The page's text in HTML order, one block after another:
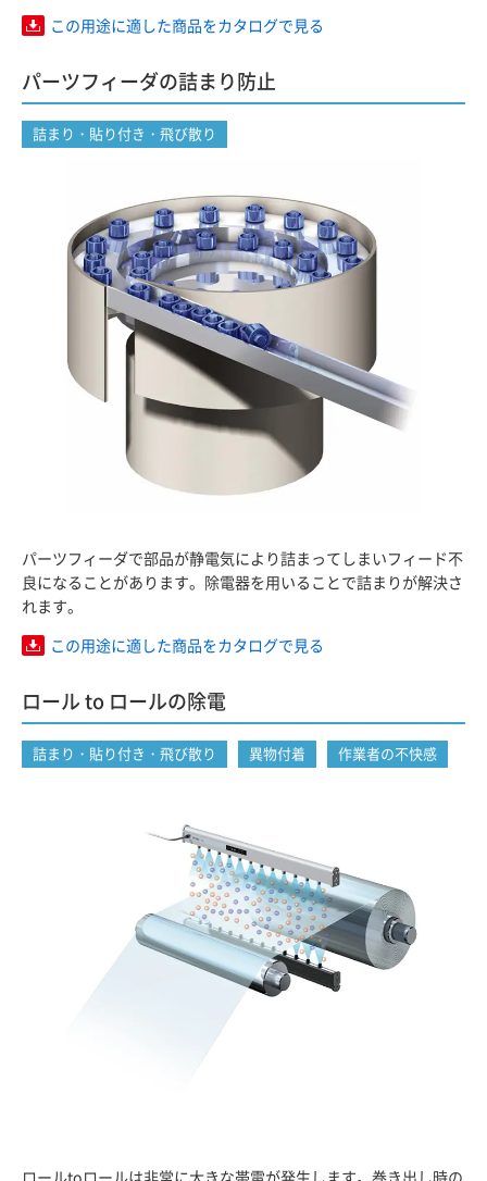
この用途に適した商品をカタログで見る
パーツフィーダの詰まり防止
詰まり・貼り付き・飛び散り
パーツフィーダで部品が静電気により詰まってしまいフィード不
良になることがあります。除電器を用いることで詰まりが解決さ
れます。
この用途に適した商品をカタログで見る
ロール to ロールの除電
詰まり・貼り付き・飛び散り 異物付着 作業者の不快感